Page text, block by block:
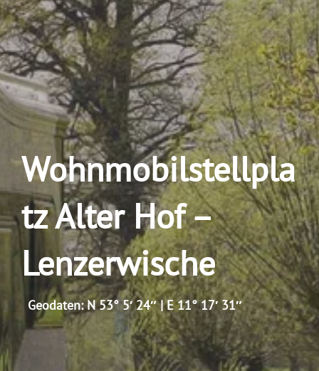
Wohnmobilstellpla
tz Alter Hof –
Lenzerwische
Geodaten: N 53° 5′ 24″ | E 11° 17′ 31″